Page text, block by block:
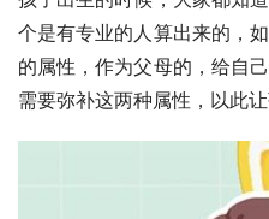
个是有专业的人算出来的，
的属性，作为父母的，给自
需要弥补这两种属性，以此让